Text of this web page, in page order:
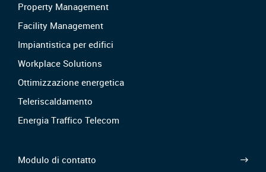
Property Management
Facility Management
Impiantistica per edifici
Workplace Solutions
Ottimizzazione energetica
Teleriscaldamento
Energia Traffico Telecom
Modulo di contatto